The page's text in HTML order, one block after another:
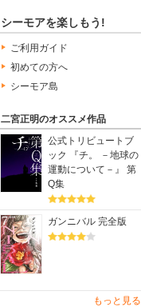
シーモアを楽しもう!
ご利用ガイド
初めての方へ
シーモア島
二宮正明のオススメ作品
公式トリビュートブ
ック 『チ。 －地球の
運動について－』 第
Q集
ガンニバル 完全版
もっと見る